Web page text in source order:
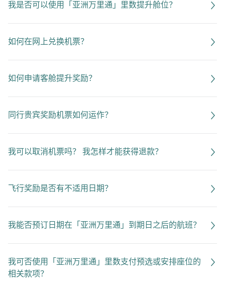
我是否可以使用「亚洲万里通」里数提升舱位？
如何在网上兑换机票？
如何申请客舱提升奖励？
同行贵宾奖励机票如何运作？
我可以取消机票吗？ 我怎样才能获得退款？
飞行奖励是否有不适用日期？
我能否预订日期在「亚洲万里通」到期日之后的航班？
我可否使用「亚洲万里通」里数支付预选或安排座位的
相关款项？